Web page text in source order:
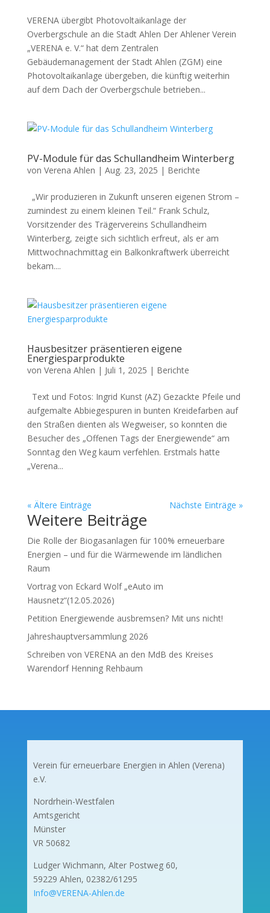
VERENA übergibt Photovoltaikanlage der
Overbergschule an die Stadt Ahlen Der Ahlener Verein
„VERENA e. V.“ hat dem Zentralen
Gebäudemanagement der Stadt Ahlen (ZGM) eine
Photovoltaikanlage übergeben, die künftig weiterhin
auf dem Dach der Overbergschule betrieben...
PV-Module für das Schullandheim Winterberg
von Verena Ahlen | Aug. 23, 2025 | Berichte
„Wir produzieren in Zukunft unseren eigenen Strom –
zumindest zu einem kleinen Teil.“ Frank Schulz,
Vorsitzender des Trägervereins Schullandheim
Winterberg, zeigte sich sichtlich erfreut, als er am
Mittwochnachmittag ein Balkonkraftwerk überreicht
bekam....
Hausbesitzer präsentieren eigene
Energiesparprodukte
von Verena Ahlen | Juli 1, 2025 | Berichte
Text und Fotos: Ingrid Kunst (AZ) Gezackte Pfeile und
aufgemalte Abbiegespuren in bunten Kreidefarben auf
den Straßen dienten als Wegweiser, so konnten die
Besucher des „Offenen Tags der Energiewende“ am
Sonntag den Weg kaum verfehlen. Erstmals hatte
„Verena...
« Ältere Einträge Nächste Einträge »
Weitere Beiträge
Die Rolle der Biogasanlagen für 100% erneuerbare
Energien – und für die Wärmewende im ländlichen
Raum
Vortrag von Eckard Wolf „eAuto im
Hausnetz“(12.05.2026)
Petition Energiewende ausbremsen? Mit uns nicht!
Jahreshauptversammlung 2026
Schreiben von VERENA an den MdB des Kreises
Warendorf Henning Rehbaum
Verein für erneuerbare Energien in Ahlen (Verena)
e.V.
Nordrhein-Westfalen
Amtsgericht
Münster
VR 50682
Ludger Wichmann, Alter Postweg 60,
59229 Ahlen, 02382/61295
Info@VERENA-Ahlen.de